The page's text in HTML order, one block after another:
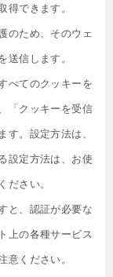
得できます。
のため、そのウェ
送信します。
べてのクッキーを
「クッキーを受信
す。設定方法は、
設定方法は、お使
ださい。
と、認証が必要な
上の各種サービス
意ください。